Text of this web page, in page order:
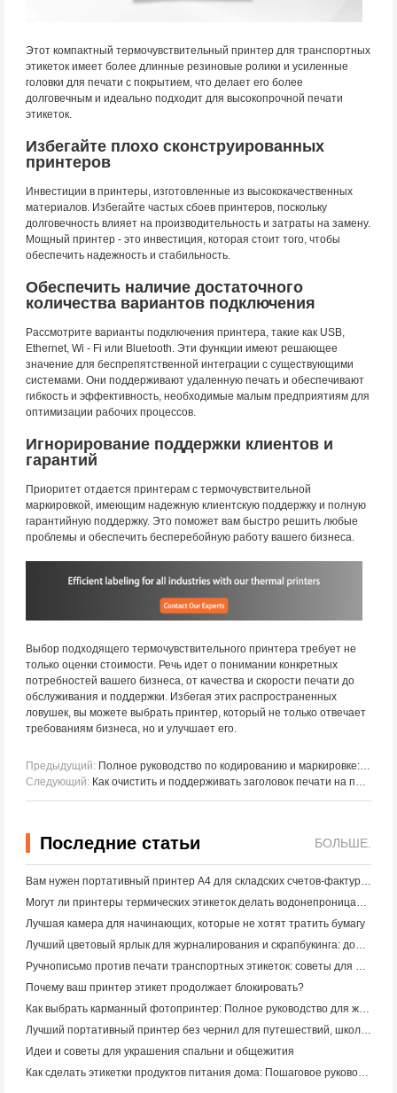
Этот компактный термочувствительный принтер для транспортных
этикеток имеет более длинные резиновые ролики и усиленные
головки для печати с покрытием, что делает его более
долговечным и идеально подходит для высокопрочной печати
этикеток.
Избегайте плохо сконструированных
принтеров
Инвестиции в принтеры, изготовленные из высококачественных
материалов. Избегайте частых сбоев принтеров, поскольку
долговечность влияет на производительность и затраты на замену.
Мощный принтер - это инвестиция, которая стоит того, чтобы
обеспечить надежность и стабильность.
Обеспечить наличие достаточного
количества вариантов подключения
Рассмотрите варианты подключения принтера, такие как USB,
Ethernet, Wi - Fi или Bluetooth. Эти функции имеют решающее
значение для беспрепятственной интеграции с существующими
системами. Они поддерживают удаленную печать и обеспечивают
гибкость и эффективность, необходимые малым предприятиям для
оптимизации рабочих процессов.
Игнорирование поддержки клиентов и
гарантий
Приоритет отдается принтерам с термочувствительной
маркировкой, имеющим надежную клиентскую поддержку и полную
гарантийную поддержку. Это поможет вам быстро решить любые
проблемы и обеспечить бесперебойную работу вашего бизнеса.
Выбор подходящего термочувствительного принтера требует не
только оценки стоимости. Речь идет о понимании конкретных
потребностей вашего бизнеса, от качества и скорости печати до
обслуживания и поддержки. Избегая этих распространенных
ловушек, вы можете выбрать принтер, который не только отвечает
требованиям бизнеса, но и улучшает его.
Предыдущий: Полное руководство по кодированию и маркировке: технологии и типы устройств
Следующий: Как очистить и поддерживать заголовок печати на принтере TTO?
Последние статьи БОЛЬШЕ.
Лучшая камера для начинающих, которые не хотят тратить бумагу
Почему ваш принтер этикет продолжает блокировать?
Идеи и советы для украшения спальни и общежития